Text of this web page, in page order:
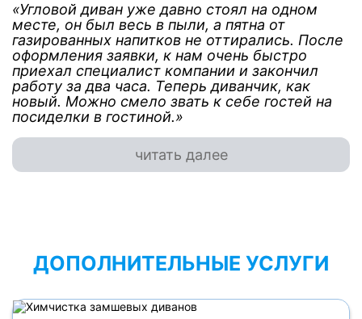
«Угловой диван уже давно стоял на одном
месте, он был весь в пыли, а пятна от
газированных напитков не оттирались. После
оформления заявки, к нам очень быстро
приехал специалист компании и закончил
работу за два часа. Теперь диванчик, как
новый. Можно смело звать к себе гостей на
посиделки в гостиной.»
читать далее
ДОПОЛНИТЕЛЬНЫЕ УСЛУГИ